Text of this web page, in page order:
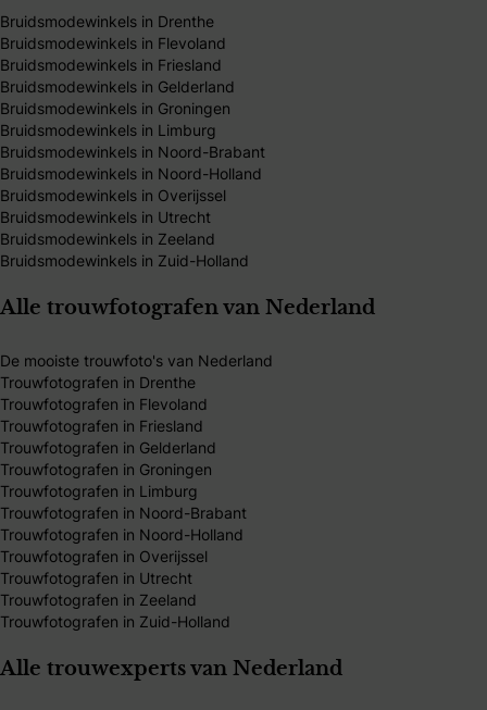
Bruidsmodewinkels in Drenthe
Bruidsmodewinkels in Flevoland
Bruidsmodewinkels in Friesland
Bruidsmodewinkels in Gelderland
Bruidsmodewinkels in Groningen
Bruidsmodewinkels in Limburg
Bruidsmodewinkels in Noord-Brabant
Bruidsmodewinkels in Noord-Holland
Bruidsmodewinkels in Overijssel
Bruidsmodewinkels in Utrecht
Bruidsmodewinkels in Zeeland
Bruidsmodewinkels in Zuid-Holland
Alle trouwfotografen van Nederland
De mooiste trouwfoto's van Nederland
Trouwfotografen in Drenthe
Trouwfotografen in Flevoland
Trouwfotografen in Friesland
Trouwfotografen in Gelderland
Trouwfotografen in Groningen
Trouwfotografen in Limburg
Trouwfotografen in Noord-Brabant
Trouwfotografen in Noord-Holland
Trouwfotografen in Overijssel
Trouwfotografen in Utrecht
Trouwfotografen in Zeeland
Trouwfotografen in Zuid-Holland
Alle trouwexperts van Nederland